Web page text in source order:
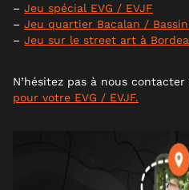
– Jeu spécial EVG / EVJF
– Jeu quartier Bacalan /
– Jeu sur le street art à
N’hésitez pas à nous
pour votre EVG / EVJF.